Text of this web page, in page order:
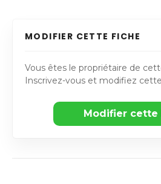
MODIFIER CETTE FICHE
Vous êtes le propriétaire de
Inscrivez-vous et modifiez
Modifier cette